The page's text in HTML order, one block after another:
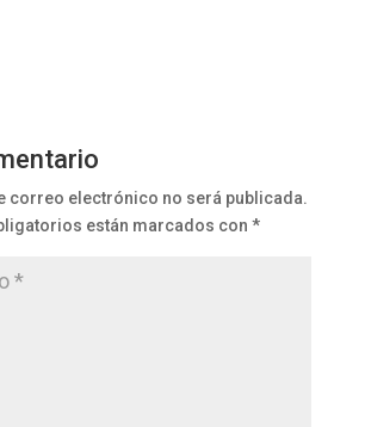
correo electrónico no será publicada.
están marcados con *